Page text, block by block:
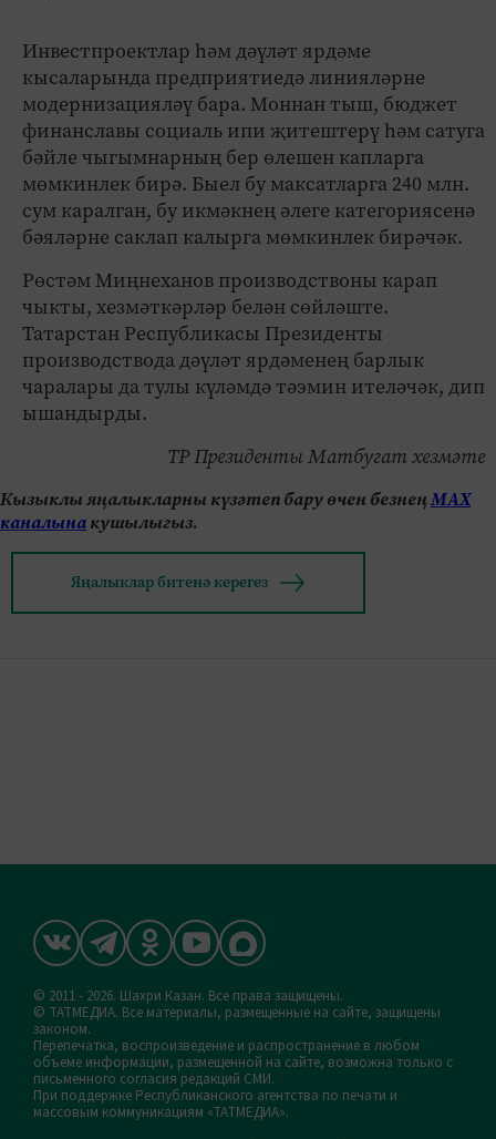
Инвестпроектлар һәм дәүләт ярдәме
кысаларында предприятиедә линияләрне
модернизацияләү бара. Моннан тыш, бюджет
финанславы социаль ипи җитештерү һәм сатуга
бәйле чыгымнарның бер өлешен капларга
мөмкинлек бирә. Быел бу максатларга 240 млн.
сум каралган, бу икмәкнең әлеге категориясенә
бәяләрне саклап калырга мөмкинлек бирәчәк.
Рөстәм Миңнеханов производствоны карап
чыкты, хезмәткәрләр белән сөйләште.
Татарстан Республикасы Президенты
производствода дәүләт ярдәменең барлык
чаралары да тулы күләмдә тәэмин ителәчәк, дип
ышандырды.
ТР Президенты Матбугат хезмәте
Кызыклы яңалыкларны күзәтеп бару өчен безнеңМАХ
каналынакушылыгыз.
Яңалыклар битенә керегез
© 2011 - 2026. Шахри Казан. Все права защищены.
© ТАТМЕДИА. Все материалы, размещенные на сайте, защищены
законом.
Перепечатка, воспроизведение и распространение в любом
объеме информации, размещенной на сайте, возможна только с
письменного согласия редакций СМИ.
При поддержке Республиканского агентства по печати и
массовым коммуникациям «ТАТМЕДИА».